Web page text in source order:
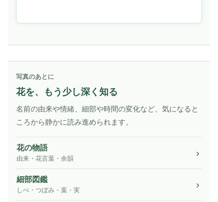
写真のあとに
花を、もう少し深く知る
名前の由来や情緒、細部や時間の変化など、気になると
ころから静かに読み進められます。
花の物語
由来・花言葉・余韻
細部図鑑
しべ・つぼみ・葉・実